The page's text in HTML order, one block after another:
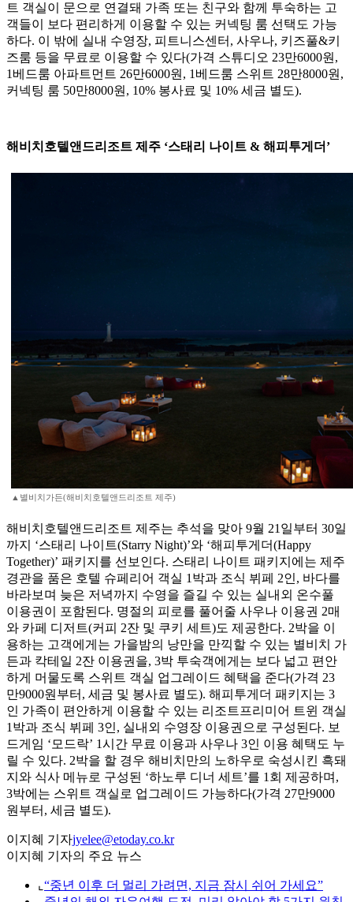
트 객실이 문으로 연결돼 가족 또는 친구와 함께 투숙하는 고
객들이 보다 편리하게 이용할 수 있는 커넥팅 룸 선택도 가능
하다. 이 밖에 실내 수영장, 피트니스센터, 사우나, 키즈풀&키
즈룸 등을 무료로 이용할 수 있다(가격 스튜디오 23만6000원,
1베드룸 아파트먼트 26만6000원, 1베드룸 스위트 28만8000원,
커넥팅 룸 50만8000원, 10% 봉사료 및 10% 세금 별도).
해비치호텔앤드리조트 제주 ‘스태리 나이트 & 해피투게더’
▲별비치가든(해비치호텔앤드리조트 제주)
해비치호텔앤드리조트 제주는 추석을 맞아 9월 21일부터 30일
까지 ‘스태리 나이트(Starry Night)’와 ‘해피투게더(Happy
Together)’ 패키지를 선보인다. 스태리 나이트 패키지에는 제주
경관을 품은 호텔 슈페리어 객실 1박과 조식 뷔페 2인, 바다를
바라보며 늦은 저녁까지 수영을 즐길 수 있는 실내외 온수풀
이용권이 포함된다. 명절의 피로를 풀어줄 사우나 이용권 2매
와 카페 디저트(커피 2잔 및 쿠키 세트)도 제공한다. 2박을 이
용하는 고객에게는 가을밤의 낭만을 만끽할 수 있는 별비치 가
든과 칵테일 2잔 이용권을, 3박 투숙객에게는 보다 넓고 편안
하게 머물도록 스위트 객실 업그레이드 혜택을 준다(가격 23
만9000원부터, 세금 및 봉사료 별도). 해피투게더 패키지는 3
인 가족이 편안하게 이용할 수 있는 리조트프리미어 트윈 객실
1박과 조식 뷔페 3인, 실내외 수영장 이용권으로 구성된다. 보
드게임 ‘모드락’ 1시간 무료 이용과 사우나 3인 이용 혜택도 누
릴 수 있다. 2박을 할 경우 해비치만의 노하우로 숙성시킨 흑돼
지와 식사 메뉴로 구성된 ‘하노루 디너 세트’를 1회 제공하며,
3박에는 스위트 객실로 업그레이드 가능하다(가격 27만9000
원부터, 세금 별도).
이지혜 기자jyelee@etoday.co.kr
이지혜 기자의 주요 뉴스
⌞ “중년 이후 더 멀리 가려면, 지금 잠시 쉬어 가세요”